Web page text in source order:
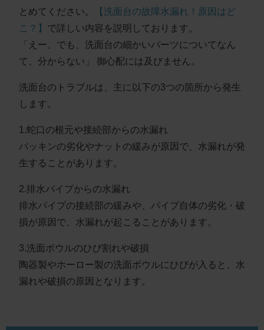
とめてください。
【洗面台の故障水漏れ！原因はど
こ？】 で詳しい内容を説明しております。
「えー、でも、洗面台の細かいパーツについてなん
て、分からない」 御心配には及びません。
洗面台のトラブルは、主に以下の3つの箇所から発生
します。
1.蛇口の根元や接続部からの水漏れ
パッキンの劣化やナットの緩みが原因で、水漏れが発
生することがあります。
2.排水パイプからの水漏れ
排水パイプの接続部の緩みや、パイプ自体の劣化・破
損が原因で、水漏れが起こることがあります。
3.洗面ボウルのひび割れや破損
陶器製やホーロー製の洗面ボウルにひびが入ると、水
漏れや破損の原因となります。